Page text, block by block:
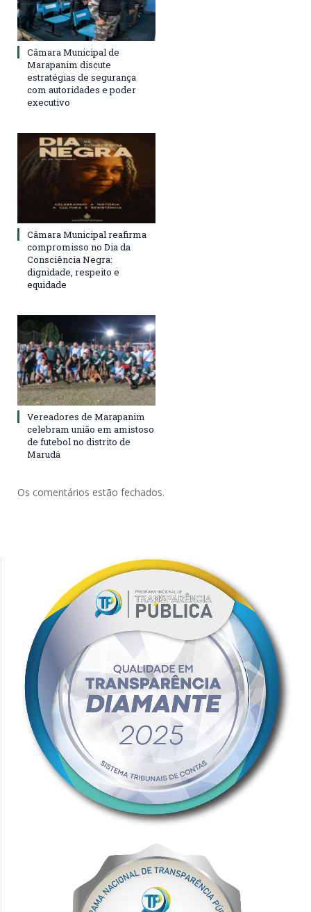
Câmara Municipal de
Marapanim discute
estratégias de segurança
com autoridades e poder
executivo
Câmara Municipal reafirma
compromisso no Dia da
Consciência Negra:
dignidade, respeito e
equidade
Vereadores de Marapanim
celebram união em amistoso
de futebol no distrito de
Marudá
Os comentários estão fechados.